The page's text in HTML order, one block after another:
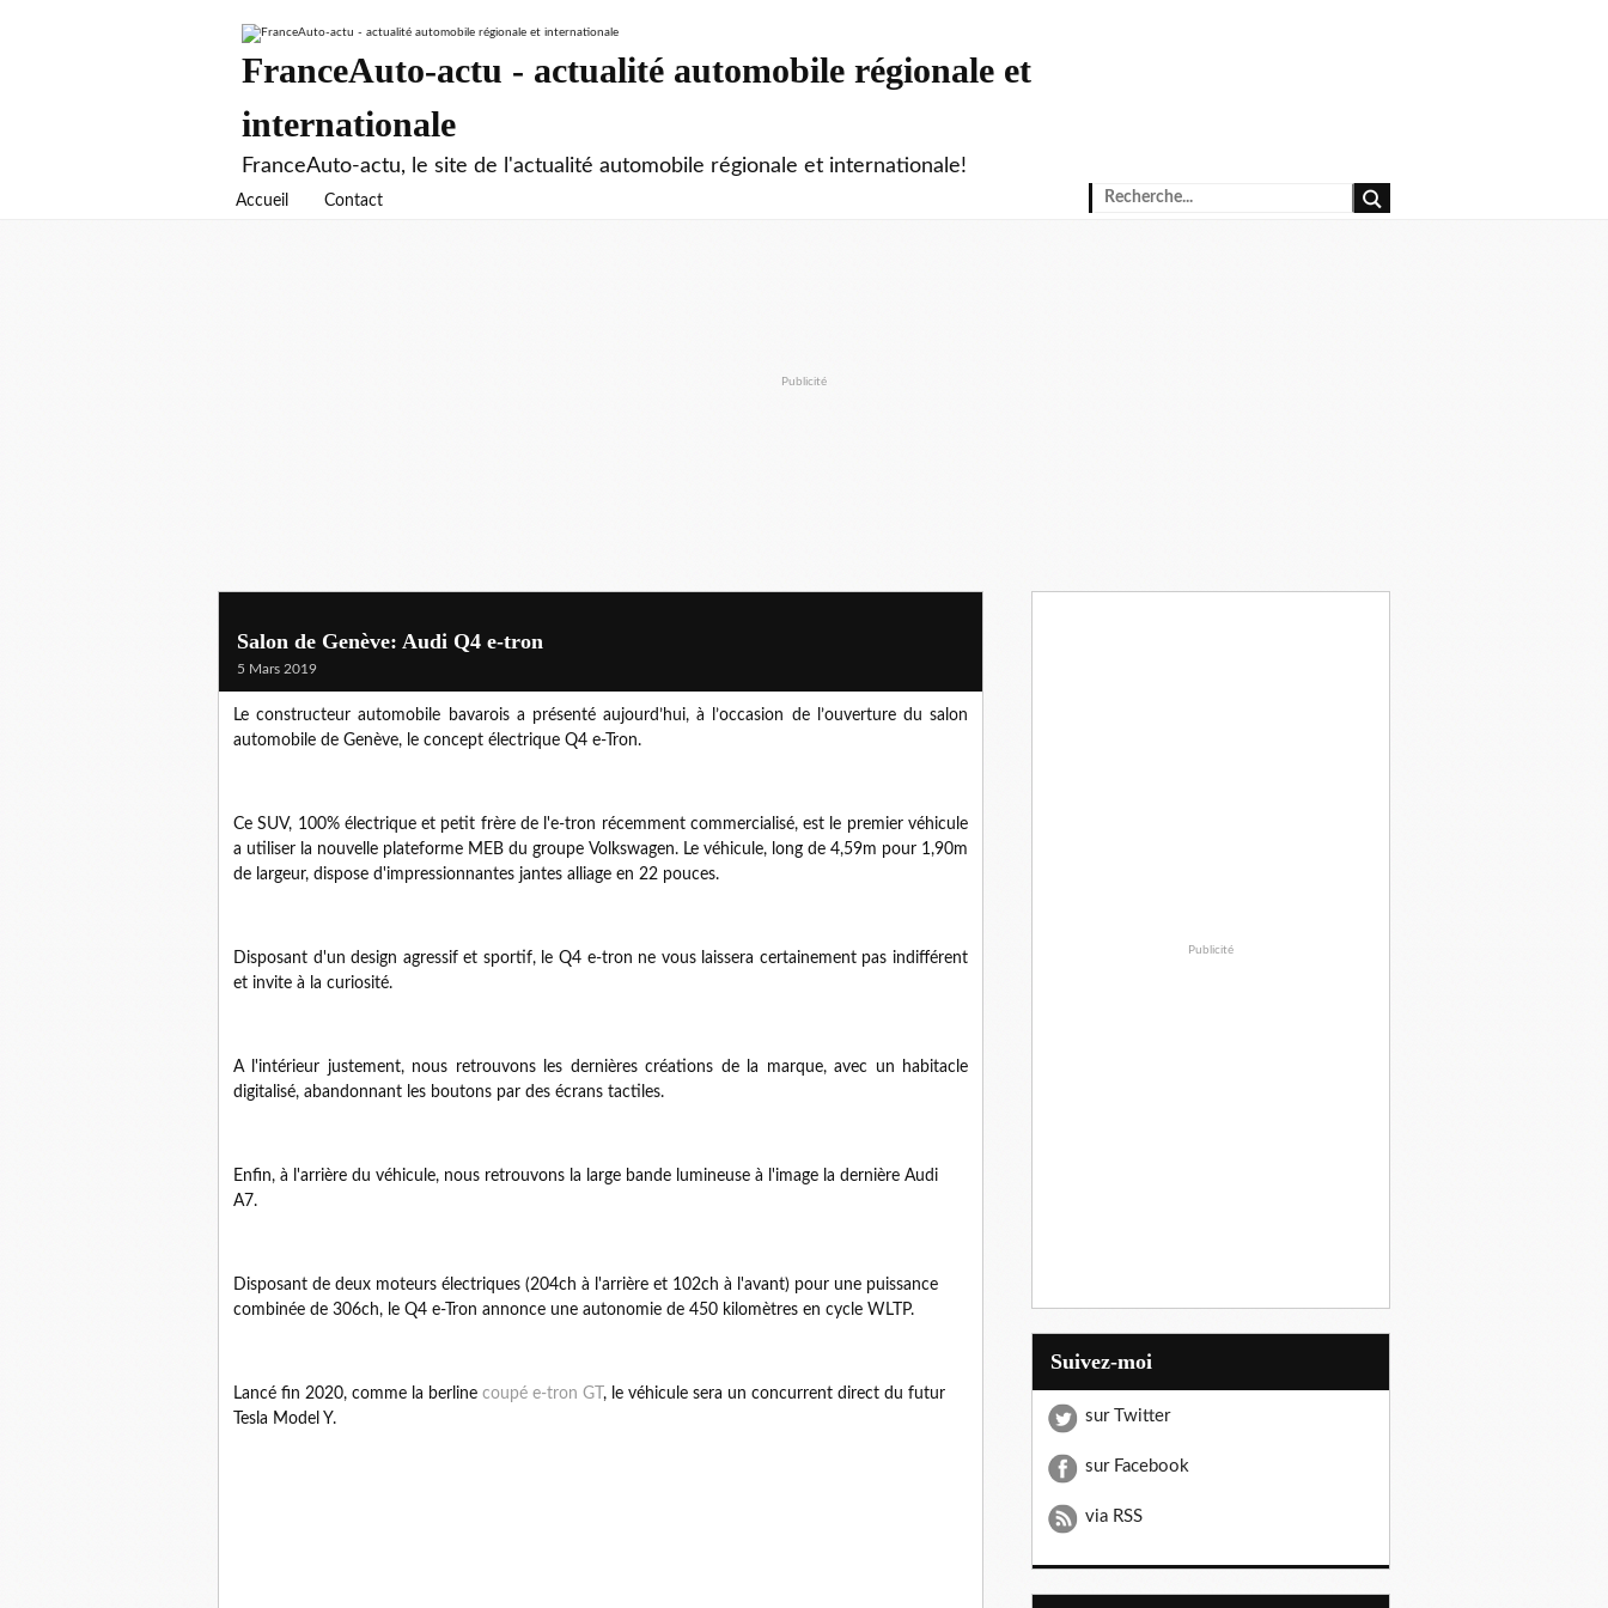
FranceAuto-actu - actualité automobile régionale et
internationale
FranceAuto-actu, le site de l'actualité automobile régionale et internationale!
Accueil Contact
Publicité
Salon de Genève: Audi Q4 e-tron
5 Mars 2019
Le constructeur automobile bavarois a présenté aujourd’hui, à l’occasion de l’ouverture du salon
automobile de Genève, le concept électrique Q4 e-Tron.
Ce SUV, 100% électrique et petit frère de l'e-tron récemment commercialisé, est le premier véhicule
a utiliser la nouvelle plateforme MEB du groupe Volkswagen. Le véhicule, long de 4,59m pour 1,90m
de largeur, dispose d'impressionnantes jantes alliage en 22 pouces.
Disposant d'un design agressif et sportif, le Q4 e-tron ne vous laissera certainement pas indifférent
et invite à la curiosité.
A l'intérieur justement, nous retrouvons les dernières créations de la marque, avec un habitacle
digitalisé, abandonnant les boutons par des écrans tactiles.
Enfin, à l'arrière du véhicule, nous retrouvons la large bande lumineuse à l'image la dernière Audi
A7.
Disposant de deux moteurs électriques (204ch à l'arrière et 102ch à l'avant) pour une puissance
combinée de 306ch, le Q4 e-Tron annonce une autonomie de 450 kilomètres en cycle WLTP.
Lancé fin 2020, comme la berline coupé e-tron GT , le véhicule sera un concurrent direct du futur
Tesla Model Y.
Publicité
Suivez-moi
sur Twitter
sur Facebook
via RSS